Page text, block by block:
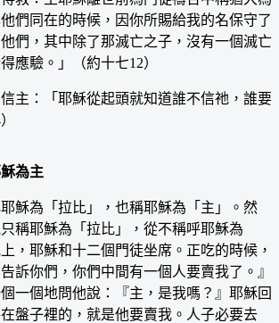
們同在的時候，因你所賜給我的名保守了
們，其中除了那滅亡之子，沒有一個滅亡
應驗。」（約十七12）
：「耶穌從起頭就知道誰不信祂，誰要
為主
為「拉比」，也稱耶穌為「主」。然
稱耶穌為「拉比」，從不稱呼耶穌為
，耶穌和十二個門徒坐席。正吃的時候，
訴你們，你們中間有一個人要賣我了。』
一個地問他說：『主，是我嗎？』耶穌回
盤子裡的，就是他要賣我。人子必要去